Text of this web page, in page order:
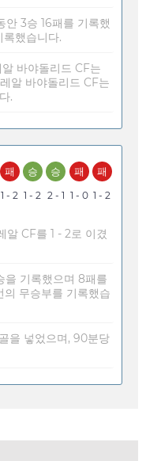
3승 16패를 기록했
했습니다.
바야돌리드 CF는
알 바야돌리드 CF는
.
패
1 - 2
승
1 - 2
승
2 - 1
패
1 - 0
패
1 - 2
알 CF를 1 - 2로 이겼
을 기록했으며 8패를
무승부를 기록했습
을 넣었으며, 90분당